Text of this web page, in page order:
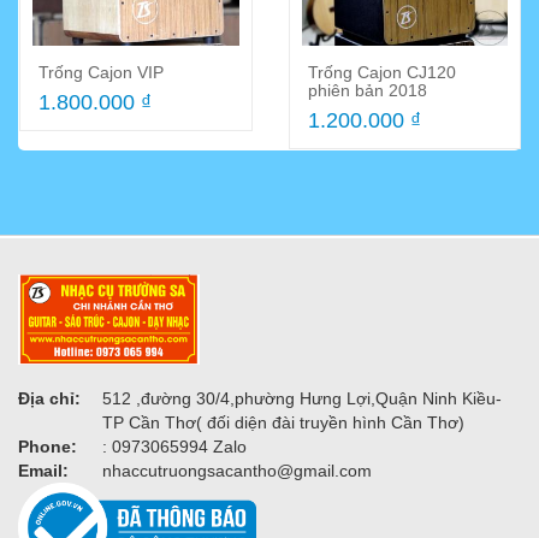
Dòng trông cajon VIP nhất
hiện tại của Nhạc cụ Trương
Sa,được cải tiến về hình...
Trống Cajon VIP
1.800.000 ₫
Trống Cajon CJ120
phiên bản 2018
1.200.000 ₫
Địa chỉ:
512 ,đường 30/4,phường Hưng Lợi,Quận Ninh Kiều-
TP Cần Thơ( đối diện đài truyền hình Cần Thơ)
Phone:
: 0973065994 Zalo
Email:
nhaccutruongsacantho@gmail.com